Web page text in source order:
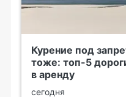
Курение под
тоже: топ-5
в аренду
сегодня